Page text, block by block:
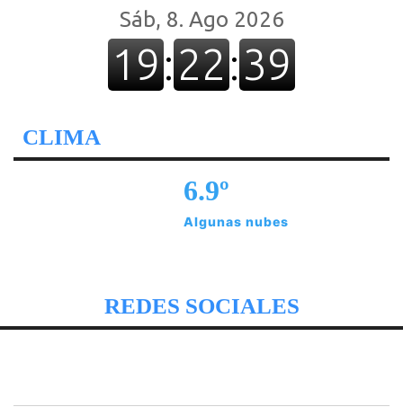
CLIMA
6.9º
Algunas nubes
REDES SOCIALES